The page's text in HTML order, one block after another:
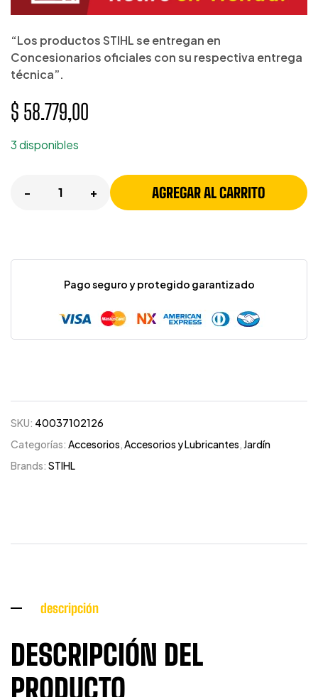
“Los productos STIHL se entregan en
Concesionarios oficiales con su respectiva entrega
técnica”.
$ 58.779,00
3 disponibles
- + AGREGAR AL CARRITO
Pago seguro y protegido garantizado
SKU: 40037102126
Categorías: Accesorios,Accesorios y Lubricantes, Jardín
Brands: STIHL
descripción
DESCRIPCIÓN DEL
PRODUCTO